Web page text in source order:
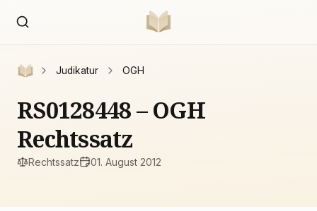
Judikatur OGH
RS0128448 – OGH
Rechtssatz
Rechtssatz 01. August 2012